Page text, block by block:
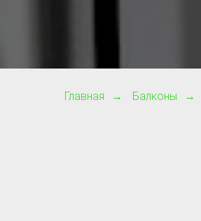
Главная → Балконы →